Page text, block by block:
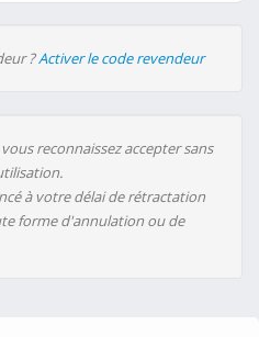
?Activer le code revendeur
reconnaissez accepter sans
à votre délai de rétractation
forme d'annulation ou de